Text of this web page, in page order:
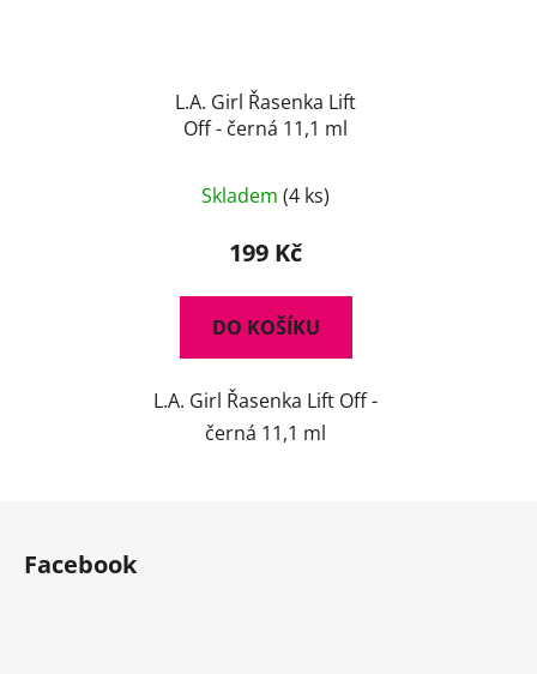
L.A. Girl Řasenka Lift
Off - černá 11,1 ml
Skladem (4 ks)
199 Kč
DO KOŠÍKU
L.A. Girl Řasenka Lift Off -
černá 11,1 ml
Facebook